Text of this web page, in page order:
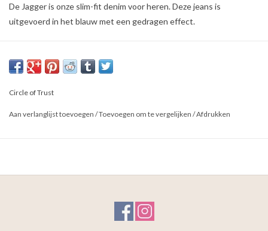
De Jagger is onze slim-fit denim voor heren. Deze jeans is
uitgevoerd in het blauw met een gedragen effect.
- mid-rise slim-fit
- knoopsluiting
- stretch denim
Circle of Trust
Aan verlanglijst toevoegen /Toevoegen om te vergelijken /Afdrukken